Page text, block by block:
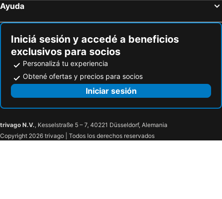
Ayuda
Iniciá sesión y accedé a beneficios
exclusivos para socios
Personalizá tu experiencia
Obtené ofertas y precios para socios
Iniciar sesión
trivago N.V., Kesselstraße 5 – 7, 40221 Düsseldorf, Alemania
Copyright 2026 trivago | Todos los derechos reservados